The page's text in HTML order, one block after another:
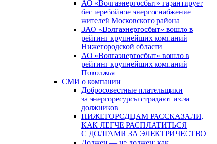
АО «Волгаэнергосбыт» гарантирует
бесперебойное энергоснабжение
жителей Московского района
ЗАО «Волгаэнергосбыт» вошло в
рейтинг крупнейших компаний
Нижегородской области
АО «Волгаэнергосбыт» вошло в
рейтинг крупнейших компаний
Поволжья
СМИ о компании
Добросовестные плательщики
за энергоресурсы страдают из-за
должников
НИЖЕГОРОДЦАМ РАССКАЗАЛИ,
КАК ЛЕГЧЕ РАСПЛАТИТЬСЯ
С ДОЛГАМИ ЗА ЭЛЕКТРИЧЕСТВО